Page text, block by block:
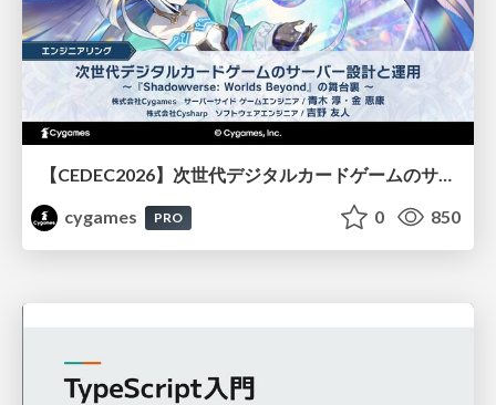
【CEDEC2026】次世代デジタルカードゲームのサーバー設計と運用 〜『Shadowverse: Worlds Beyond』の舞台裏～
cygames
PRO 0 850